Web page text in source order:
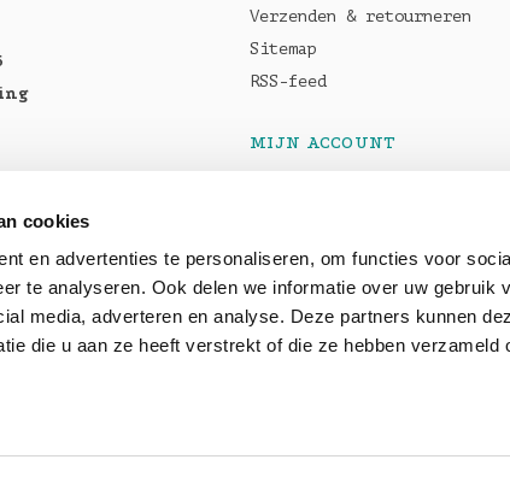
cookies
en advertenties te personaliseren, om functies voor
te analyseren. Ook delen we informatie over uw gebruik
media, adverteren en analyse. Deze partners kunnen
die u aan ze heeft verstrekt of die ze hebben verzameld
Verzenden & retourneren
Sitemap
RSS-feed
MIJN ACCOUNT
Mijn tickets